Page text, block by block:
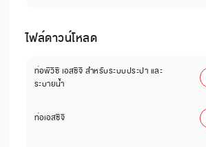
ไฟล์ดาวน์โหลด
ท่อพีวีซี เอสซีจี สำหรับระบบประปา และ
ระบายน้ำ
ท่อเอสซีจี